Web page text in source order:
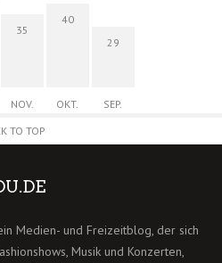
35
NOV.
40
OKT.
29
SEP.
TO TOP
Medien- und Freizeitblog, der sich
Musik und Konzerten,